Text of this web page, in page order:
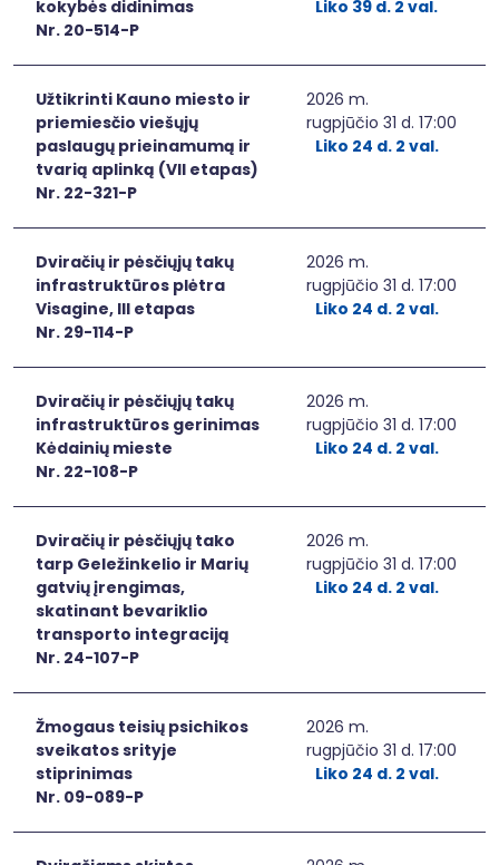
kokybės didinimas
Nr. 20-514-P
Liko 39 d. 2 val.
Užtikrinti Kauno miesto ir
priemiesčio viešųjų
paslaugų prieinamumą ir
tvarią aplinką (VII etapas)
Nr. 22-321-P
2026 m.
rugpjūčio 31 d. 17:00
Liko 24 d. 2 val.
Dviračių ir pėsčiųjų takų
infrastruktūros plėtra
Visagine, III etapas
Nr. 29-114-P
2026 m.
rugpjūčio 31 d. 17:00
Liko 24 d. 2 val.
Dviračių ir pėsčiųjų takų
infrastruktūros gerinimas
Kėdainių mieste
Nr. 22-108-P
2026 m.
rugpjūčio 31 d. 17:00
Liko 24 d. 2 val.
Dviračių ir pėsčiųjų tako
tarp Geležinkelio ir Marių
gatvių įrengimas,
skatinant bevariklio
transporto integraciją
Nr. 24-107-P
2026 m.
rugpjūčio 31 d. 17:00
Liko 24 d. 2 val.
Žmogaus teisių psichikos
sveikatos srityje
stiprinimas
Nr. 09-089-P
2026 m.
rugpjūčio 31 d. 17:00
Liko 24 d. 2 val.